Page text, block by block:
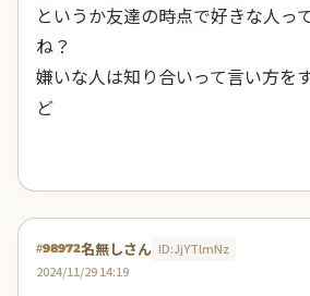
というか友達の時点で好きな人っ
ね？
嫌いな人は知り合いって言い方を
ど
#98972名無しさん ID:JjYTlmNz
2024/11/29 14:19